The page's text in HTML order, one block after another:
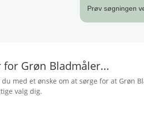
Prøv søgningen
Grøn Bladmåler...
med et ønske om at sørge for at Grøn
valg dig.